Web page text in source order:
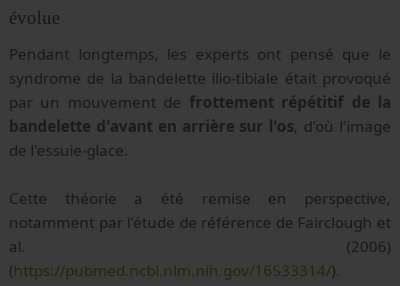
évolue
Pendant longtemps, les experts ont pensé que le
syndrome de la bandelette ilio-tibiale était provoqué
par un mouvement de frottement répétitif de la
bandelette d'avant en arrière sur l'os, d'où l'image
de l'essuie-glace.
Cette théorie a été remise en perspective,
notamment par l'étude de référence de Fairclough et
al. (2006)
(https://pubmed.ncbi.nlm.nih.gov/16533314/).